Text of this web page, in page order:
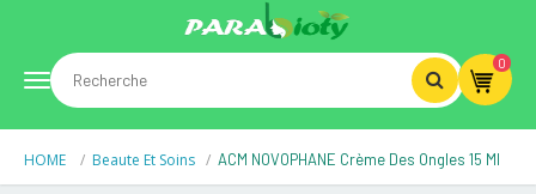
Toggle
navigation
0
HOME Beaute Et Soins ACM NOVOPHANE Crème Des Ongles 15 Ml